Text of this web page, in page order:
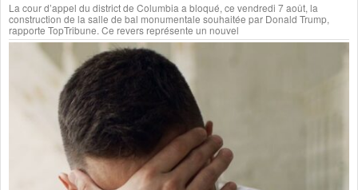
La cour d’appel du district de Columbia a bloqué, ce vendredi 7 août, la
construction de la salle de bal monumentale souhaitée par Donald Trump,
rapporte TopTribune. Ce revers représente un nouvel